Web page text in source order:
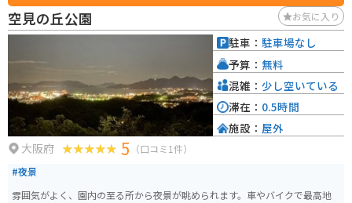
空見の丘公園 お気に入り
大阪府 5 （口コミ1件）
#夜景
雰囲気がよく、園内の至る所から夜景が眺められます。車やバイクで最高地
駐車： 駐車場なし
予算： 無料
混雑： 少し空いている
滞在： 0.5時間
施設： 屋外